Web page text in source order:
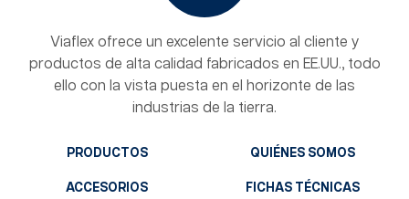
Viaflex ofrece un excelente servicio al cliente y
productos de alta calidad fabricados en EE.UU., todo
ello con la vista puesta en el horizonte de las
industrias de la tierra.
PRODUCTOS
ACCESORIOS
QUIÉNES SOMOS
FICHAS TÉCNICAS